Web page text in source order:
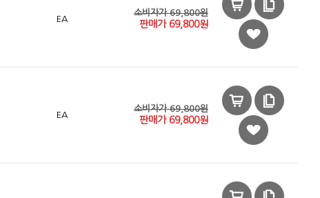
EA
소비자가 69,800원
판매가 69,800원
EA
소비자가 69,800원
판매가 69,800원